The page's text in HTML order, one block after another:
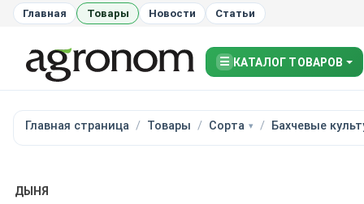
Главная Товары Новости Статьи
☰ КАТАЛОГ ТОВАРОВ
Главная страница Товары Сорта Бахчевые
ДЫНЯ